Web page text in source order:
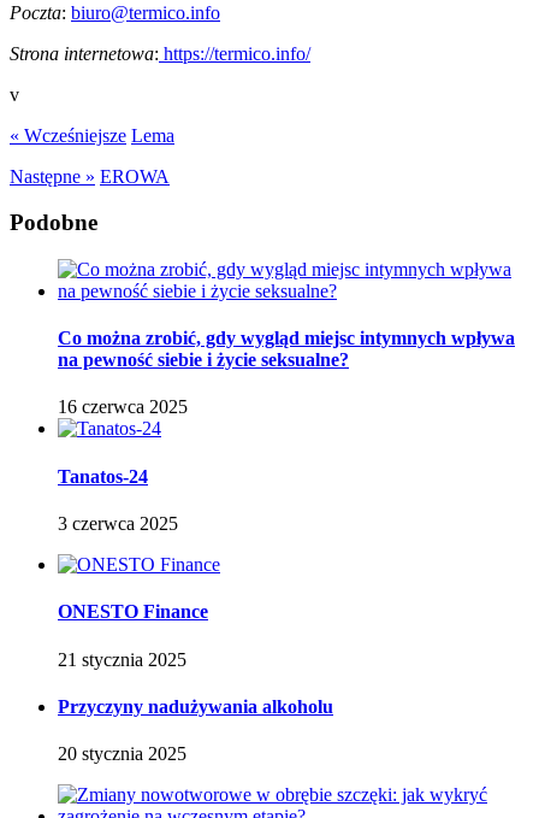
Poczta: biuro@termico.info
Strona internetowa: https://termico.info/
v
« Wcześniejsze Lema
Następne » EROWA
Podobne
Co można zrobić, gdy wygląd miejsc intymnych wpływa
na pewność siebie i życie seksualne?
16 czerwca 2025
Tanatos-24
3 czerwca 2025
ONESTO Finance
21 stycznia 2025
Przyczyny nadużywania alkoholu
20 stycznia 2025